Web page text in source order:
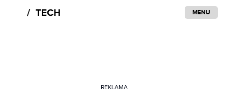
MENU
REKLAMA